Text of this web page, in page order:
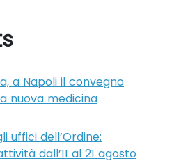
a Napoli il convegno
nuova medicina
uffici dell’Ordine:
dall’11 al 21 agosto